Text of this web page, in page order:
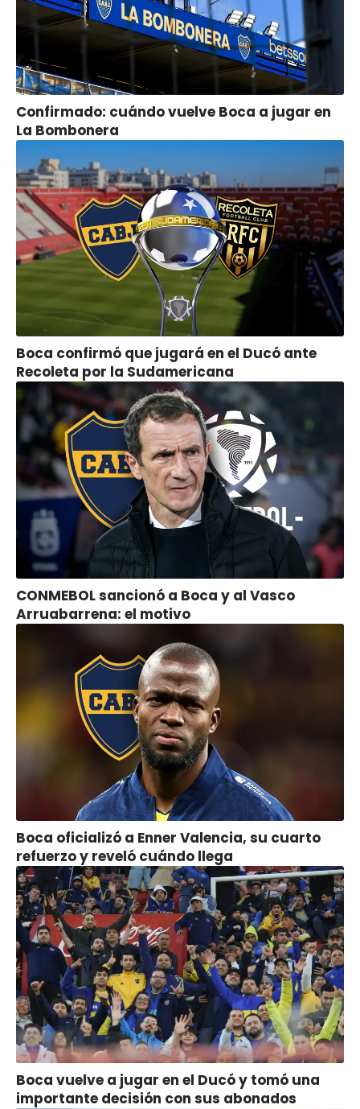
Confirmado: cuándo vuelve Boca a jugar en
La Bombonera
Boca confirmó que jugará en el Ducó ante
Recoleta por la Sudamericana
CONMEBOL sancionó a Boca y al Vasco
Arruabarrena: el motivo
Boca oficializó a Enner Valencia, su cuarto
refuerzo y reveló cuándo llega
Boca vuelve a jugar en el Ducó y tomó una
importante decisión con sus abonados